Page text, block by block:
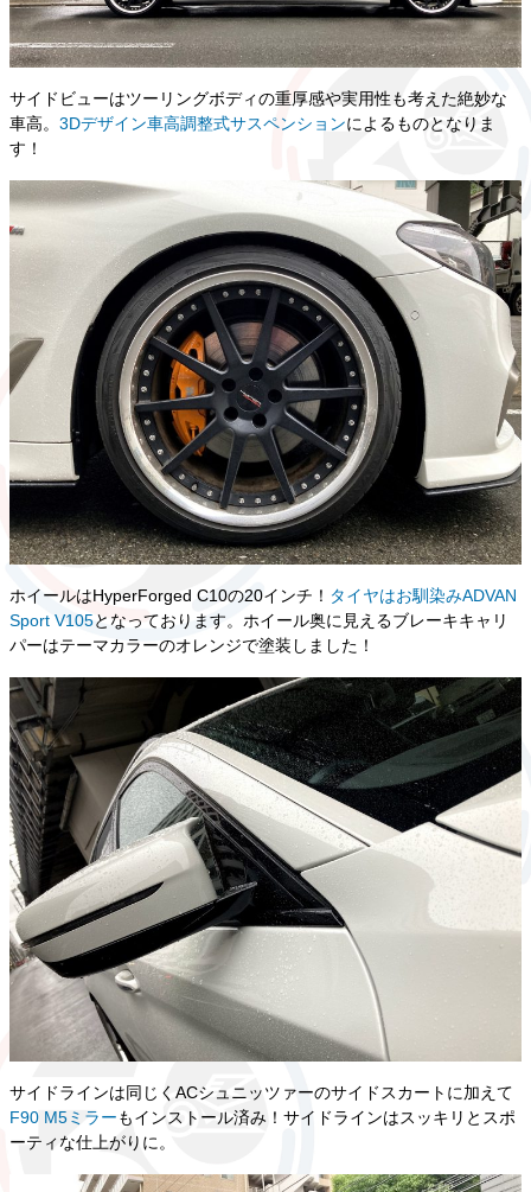
サイドビューはツーリングボディの重厚感や実用性も考えた絶妙な
車高。 3Dデザイン車高調整式サスペンションによるものとなりま
す！
ホイールはHyperForged C10の20インチ！ タイヤはお馴染みADVAN
Sport V105となっております。ホイール奥に見えるブレーキキャリ
パーはテーマカラーのオレンジで塗装しました！
サイドラインは同じくACシュニッツァーのサイドスカートに加えて
F90 M5ミラーもインストール済み！サイドラインはスッキリとスポ
ーティな仕上がりに。